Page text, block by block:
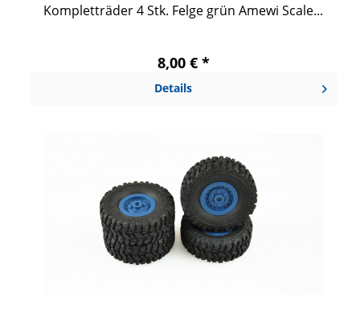
Kompletträder 4 Stk. Felge grün Amewi Scale...
8,00 € *
Details